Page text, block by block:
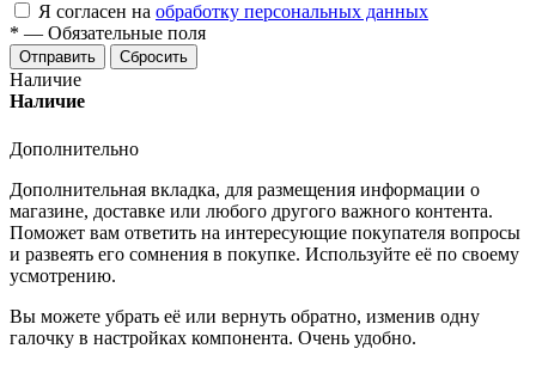
Я согласен на обработку персональных данных
* — Обязательные поля
Отправить Сбросить
Наличие
Наличие
Дополнительно
Дополнительная вкладка, для размещения информации о
магазине, доставке или любого другого важного контента.
Поможет вам ответить на интересующие покупателя вопросы
и развеять его сомнения в покупке. Используйте её по своему
усмотрению.
Вы можете убрать её или вернуть обратно, изменив одну
галочку в настройках компонента. Очень удобно.